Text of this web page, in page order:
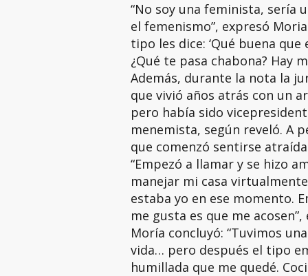
“No soy una feminista, sería
el femenismo”, expresó
tipo les dice: ‘Qué buena
¿Qué te pasa chabona? Hay
Además, durante la nota la
que vivió años atrás con un
pero había sido
menemista, según reveló. A
que comenzó sentirse
“Empezó a llamar y se hizo
manejar mi casa
estaba yo en ese momento.
me gusta es que me
Moría concluyó: “Tuvimos
vida… pero después el tipo
humillada que me quedé.